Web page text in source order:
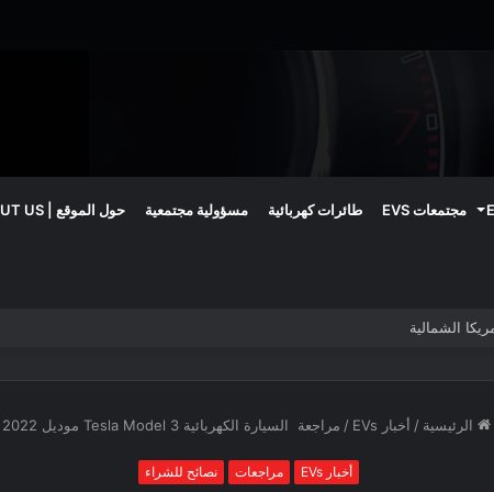
مجتمعات EVS طائرات كهربائية مسؤولية مجتمعية حول الموقع | ABOUT US
الرئيسية / أخبار EVs / مراجعة السيارة الكهربائية Tesla Model 3 موديل 2022
أخبار EVs مراجعات نصائح للشراء